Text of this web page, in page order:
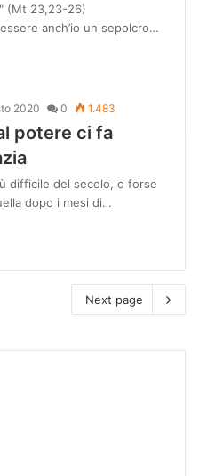
(Mt 23,23-26)
anch’io un sepolcro…
2020 0 1.483
potere ci fa
difficile del secolo, o forse
dopo i mesi di…
Next page